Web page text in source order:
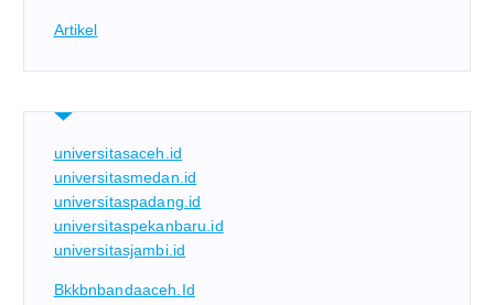
Artikel
universitasaceh.id
universitasmedan.id
universitaspadang.id
universitaspekanbaru.id
universitasjambi.id
Bkkbnbandaaceh.id